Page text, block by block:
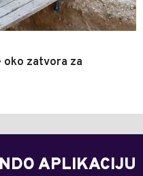
oko zatvora za
APLIKACIJU